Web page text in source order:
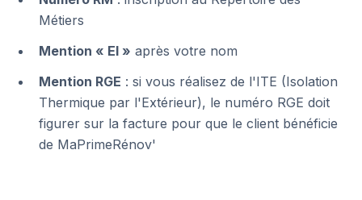
Métiers
Mention « EI » après votre nom
Mention RGE : si vous réalisez de l'ITE (Isolation
Thermique par l'Extérieur), le numéro RGE doit
figurer sur la facture pour que le client bénéficie
de MaPrimeRénov'